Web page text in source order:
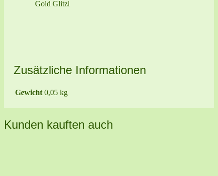
Gold Glitzi
Zusätzliche Informationen
Gewicht 0,05 kg
Kunden kauften auch